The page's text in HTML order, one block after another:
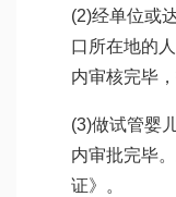
(2)经单位或
口所在地的
内审核完毕
(3)做试管婴
内审批完毕
证》。